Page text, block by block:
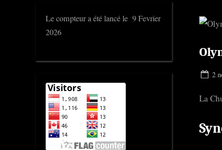
2
La
Le compteur a été lancé le 9 Fevrier
2026